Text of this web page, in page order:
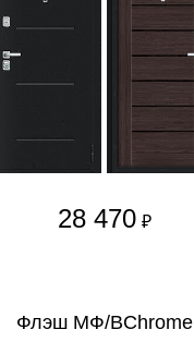
28 470 ₽
Флэш МФ/BChrome